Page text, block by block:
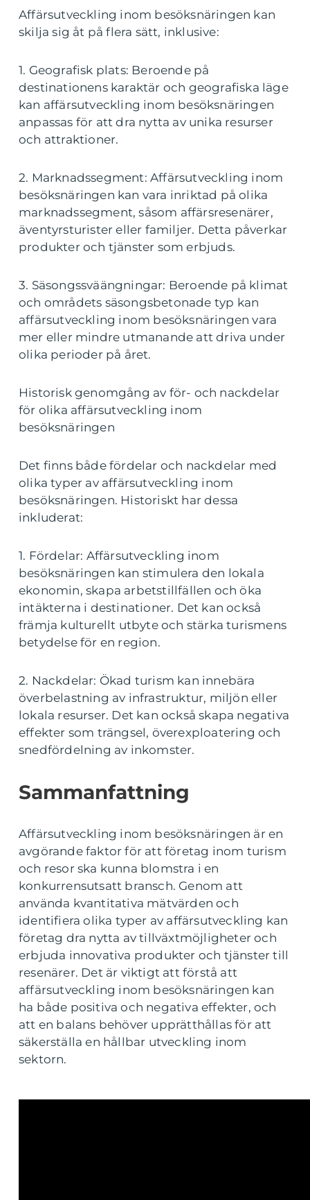
Affärsutveckling inom besöksnäringen kan
skilja sig åt på flera sätt, inklusive:
1. Geografisk plats: Beroende på
destinationens karaktär och geografiska läge
kan affärsutveckling inom besöksnäringen
anpassas för att dra nytta av unika resurser
och attraktioner.
2. Marknadssegment: Affärsutveckling inom
besöksnäringen kan vara inriktad på olika
marknadssegment, såsom affärsresenärer,
äventyrsturister eller familjer. Detta påverkar
produkter och tjänster som erbjuds.
3. Säsongssväängningar: Beroende på klimat
och områdets säsongsbetonade typ kan
affärsutveckling inom besöksnäringen vara
mer eller mindre utmanande att driva under
olika perioder på året.
Historisk genomgång av för- och nackdelar
för olika affärsutveckling inom
besöksnäringen
Det finns både fördelar och nackdelar med
olika typer av affärsutveckling inom
besöksnäringen. Historiskt har dessa
inkluderat:
1. Fördelar: Affärsutveckling inom
besöksnäringen kan stimulera den lokala
ekonomin, skapa arbetstillfällen och öka
intäkterna i destinationer. Det kan också
främja kulturellt utbyte och stärka turismens
betydelse för en region.
2. Nackdelar: Ökad turism kan innebära
överbelastning av infrastruktur, miljön eller
lokala resurser. Det kan också skapa negativa
effekter som trängsel, överexploatering och
snedfördelning av inkomster.
Sammanfattning
Affärsutveckling inom besöksnäringen är en
avgörande faktor för att företag inom turism
och resor ska kunna blomstra i en
konkurrensutsatt bransch. Genom att
använda kvantitativa mätvärden och
identifiera olika typer av affärsutveckling kan
företag dra nytta av tillväxtmöjligheter och
erbjuda innovativa produkter och tjänster till
resenärer. Det är viktigt att förstå att
affärsutveckling inom besöksnäringen kan
ha både positiva och negativa effekter, och
att en balans behöver upprätthållas för att
säkerställa en hållbar utveckling inom
sektorn.